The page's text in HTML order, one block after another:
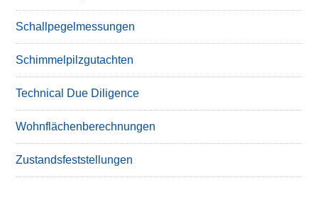
Schallpegelmessungen
Schimmelpilzgutachten
Technical Due Diligence
Wohnflächenberechnungen
Zustandsfeststellungen